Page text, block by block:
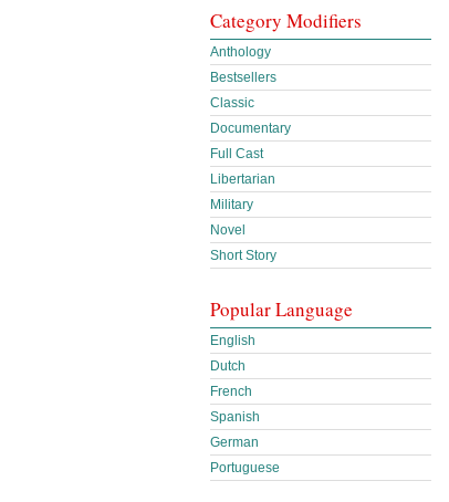
Category Modifiers
Anthology
Bestsellers
Classic
Documentary
Full Cast
Libertarian
Military
Novel
Short Story
Popular Language
English
Dutch
French
Spanish
German
Portuguese